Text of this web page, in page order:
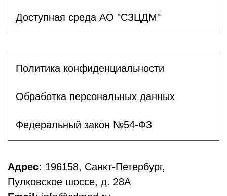
Доступная среда АО "СЗЦДМ"
Политика конфиденциальности
Обработка персональных данных
Федеральный закон №54-ФЗ
Адрес: 196158, Санкт-Петербург,
Пулковское шоссе, д. 28А